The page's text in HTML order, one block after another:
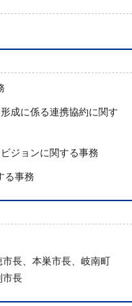
成に係る連携協約に関す
ジョンに関する事務
る事務
市長、本巣市長、岐南町
市長